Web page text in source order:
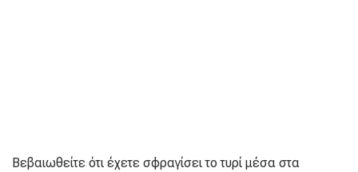
Βεβαιωθείτε ότι έχετε σφραγίσει το τυρί μέσα στα